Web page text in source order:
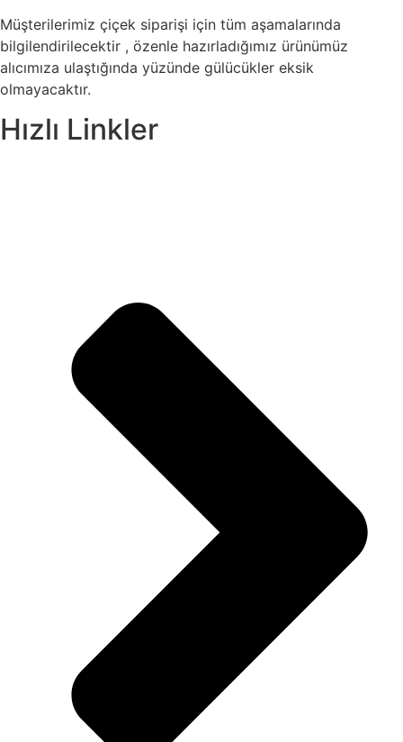
Müşterilerimiz çiçek siparişi için tüm aşamalarında
bilgilendirilecektir , özenle hazırladığımız ürünümüz
alıcımıza ulaştığında yüzünde gülücükler eksik
olmayacaktır.
Hızlı Linkler